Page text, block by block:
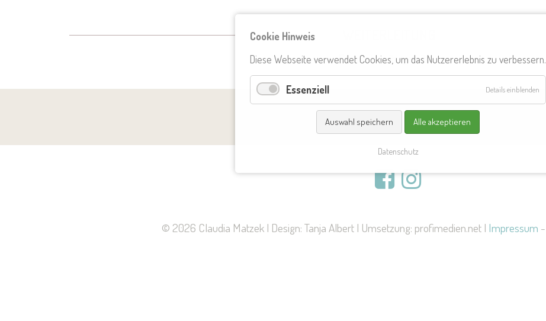
Du wirst weitergeleitet...
© 2026 Claudia Matzek | Design: Tanja Albert | Umsetzung: profimedien.net | Impressum -
Cookie Hinweis
Diese Webseite verwendet Cookies, um das Nutzererlebnis zu verbessern.
Essenziell Details einblenden
Auswahl speichern Alle akzeptieren
Datenschutz